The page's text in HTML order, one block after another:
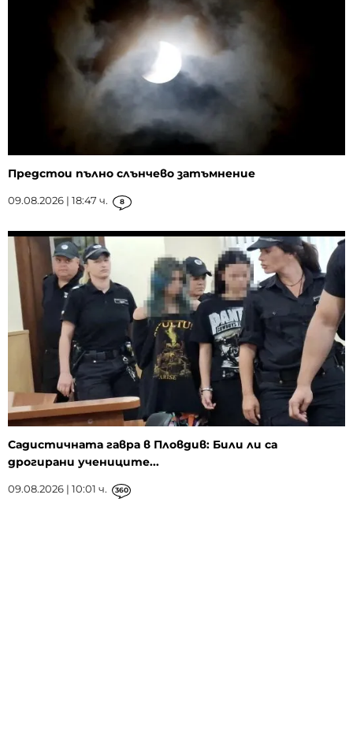
Предстои пълно слънчево затъмнение
09.08.2026 | 18:47 ч. 8
Садистичната гавра в Пловдив: Били ли са
дрогирани учениците...
09.08.2026 | 10:01 ч. 360